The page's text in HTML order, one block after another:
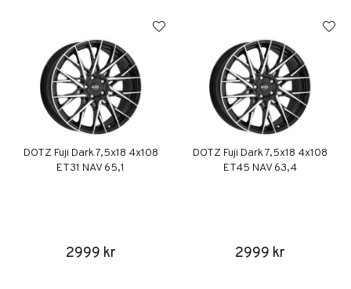
DOTZ Fuji Dark 7,5x18 4x108
ET31 NAV 65,1
2999 kr
DOTZ Fuji Dark 7,5x18 4x108
ET45 NAV 63,4
2999 kr